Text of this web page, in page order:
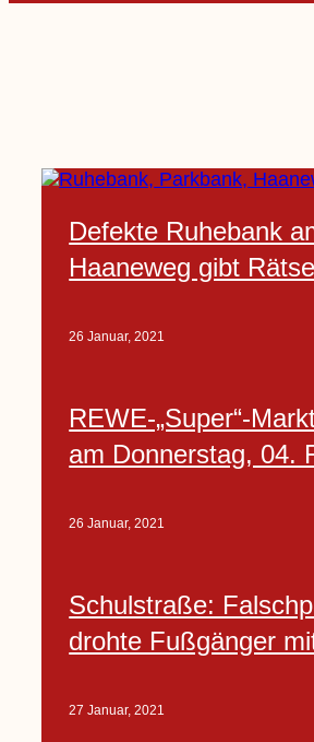
Defekte Ruhebank
Haaneweg gibt
26 Januar, 2021
REWE-„Super“-
am Donnerstag, 04.
26 Januar, 2021
Schulstraße:
drohte Fußgänger
27 Januar, 2021